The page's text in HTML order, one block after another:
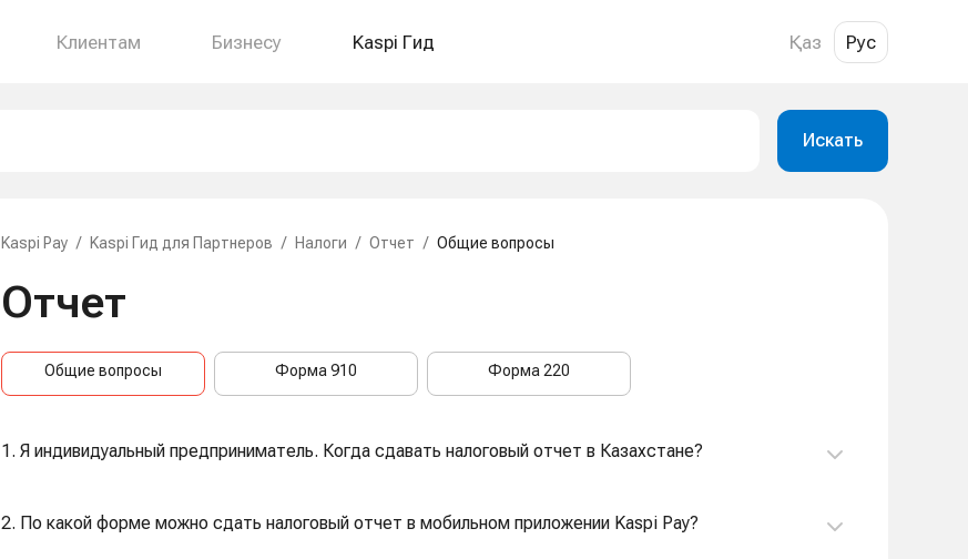
Клиентам Бизнесу Kaspi Гид Қаз Рус
Искать
Kaspi Pay / Kaspi Гид для Партнеров / Налоги / Отчет / Общие вопросы
Отчет
Общие вопросы Форма 910 Форма 220
1. Я индивидуальный предприниматель. Когда сдавать налоговый отчет в Казахстане?
2. По какой форме можно сдать налоговый отчет в мобильном приложении Kaspi Pay?